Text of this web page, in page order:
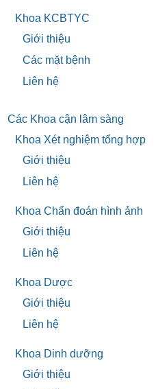
Khoa KCBTYC
Giới thiệu
Các mặt bệnh
Liên hệ
Các Khoa cận lâm sàng
Khoa Xét nghiệm tổng hợp
Giới thiệu
Liên hệ
Khoa Chẩn đoán hình ảnh
Giới thiệu
Liên hệ
Khoa Dược
Giới thiệu
Liên hệ
Khoa Dinh dưỡng
Giới thiệu